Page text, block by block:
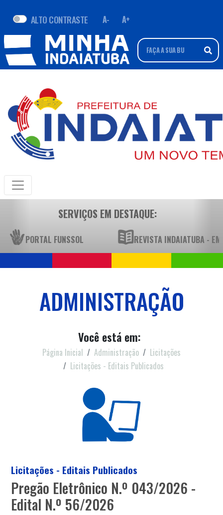
ALTO CONTRASTE A- A+
SERVIÇOS EM DESTAQUE:
PORTAL FUNSSOL REVISTA INDAIATUBA -
ADMINISTRAÇÃO
Você está em:
Página Inicial Administração
Licitações
Licitações - Editais Publicados
Licitações - Editais Publicados
Pregão Eletrônico N.º 043/2026 -
Edital N.º 56/2026